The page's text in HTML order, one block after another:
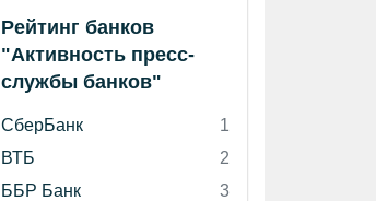
Рейтинг банков
"Активность пресс-
службы банков"
СберБанк
1
ВТБ
2
ББР Банк
3